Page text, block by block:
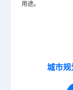
用途。
城市